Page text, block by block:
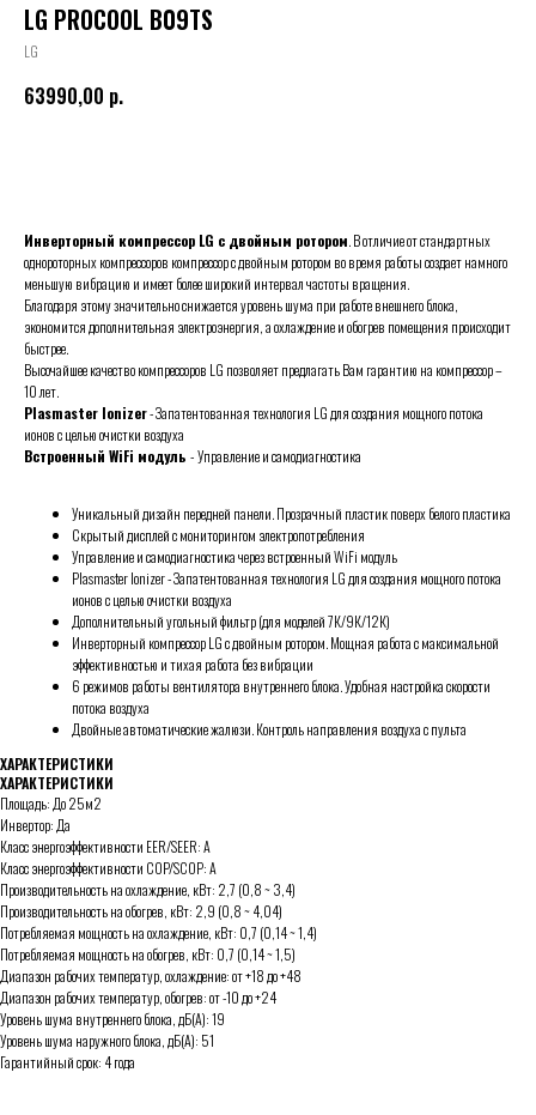
LG PROCOOL B09TS
LG
63990,00 р.
Инверторный компрессор LG с двойным ротором. В отличие от стандартных
однороторных компрессоров компрессор с двойным ротором во время работы создает намного
меньшую вибрацию и имеет более широкий интервал частоты вращения.
Благодаря этому значительно снижается уровень шума при работе внешнего блока,
экономится дополнительная электроэнергия, а охлаждение и обогрев помещения происходит
быстрее.
Высочайшее качество компрессоров LG позволяет предлагать Вам гарантию на компрессор –
10 лет.
Plasmaster Ionizer- Запатентованная технология LG для создания мощного потока
ионов с целью очистки воздуха
Встроенный WiFi модуль -Управление и самодиагностика
Уникальный дизайн передней панели. Прозрачный пластик поверх белого пластика
Скрытый дисплей с мониторингом электропотребления
Управление и самодиагностика через встроенный WiFi модуль
Plasmaster Ionizer - Запатентованная технология LG для создания мощного потока
ионов с целью очистки воздуха
Дополнительный угольный фильтр (для моделей 7К/9К/12К)
Инверторный компрессор LG с двойным ротором. Мощная работа с максимальной
эффективностью и тихая работа без вибрации
6 режимов работы вентилятора внутреннего блока. Удобная настройка скорости
потока воздуха
Двойные автоматические жалюзи. Контроль направления воздуха с пульта
ХАРАКТЕРИСТИКИ
ХАРАКТЕРИСТИКИ
Площадь: До 25м2
Инвертор: Да
Класс энергоэффективности EER/SEER: А
Класс энергоэффективности COP/SCOP: А
Производительность на охлаждение, кВт: 2,7 (0,8 ~ 3,4)
Производительность на обогрев, кВт: 2,9 (0,8 ~ 4,04)
Потребляемая мощность на охлаждение, кВт: 0,7 (0,14 ~ 1,4)
Потребляемая мощность на обогрев, кВт: 0,7 (0,14 ~ 1,5)
Диапазон рабочих температур, охлаждение: от +18 до +48
Диапазон рабочих температур, обогрев: от -10 до +24
Уровень шума внутреннего блока, дБ(А): 19
Уровень шума наружного блока, дБ(А): 51
Гарантийный срок: 4 года